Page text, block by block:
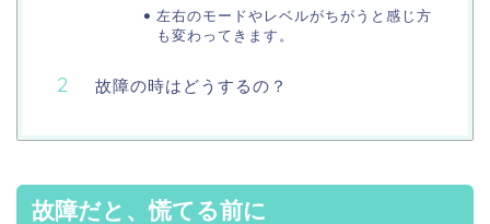
左右のモードやレベルがちがうと感じ方
も変わってきます。
故障の時はどうするの？
故障だと、慌てる前に